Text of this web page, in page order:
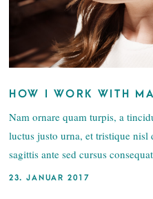
HOW I WORK WITH
Nam ornare quam turpis, a
luctus justo urna, et tristique nisl
sagittis ante sed cursus
23. JANUAR 2017